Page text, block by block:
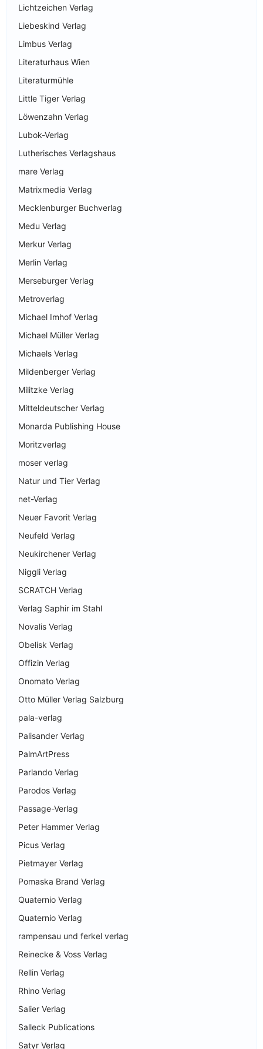
Lichtzeichen Verlag
Liebeskind Verlag
Limbus Verlag
Literaturhaus Wien
Literaturmühle
Little Tiger Verlag
Löwenzahn Verlag
Lubok-Verlag
Lutherisches Verlagshaus
mare Verlag
Matrixmedia Verlag
Mecklenburger Buchverlag
Medu Verlag
Merkur Verlag
Merlin Verlag
Merseburger Verlag
Metroverlag
Michael Imhof Verlag
Michael Müller Verlag
Michaels Verlag
Mildenberger Verlag
Militzke Verlag
Mitteldeutscher Verlag
Monarda Publishing House
Moritzverlag
moser verlag
Natur und Tier Verlag
net-Verlag
Neuer Favorit Verlag
Neufeld Verlag
Neukirchener Verlag
Niggli Verlag
SCRATCH Verlag
Verlag Saphir im Stahl
Novalis Verlag
Obelisk Verlag
Offizin Verlag
Onomato Verlag
Otto Müller Verlag Salzburg
pala-verlag
Palisander Verlag
PalmArtPress
Parlando Verlag
Parodos Verlag
Passage-Verlag
Peter Hammer Verlag
Picus Verlag
Pietmayer Verlag
Pomaska Brand Verlag
Quaternio Verlag
Quaternio Verlag
rampensau und ferkel verlag
Reinecke & Voss Verlag
Rellin Verlag
Rhino Verlag
Salier Verlag
Salleck Publications
Satyr Verlag